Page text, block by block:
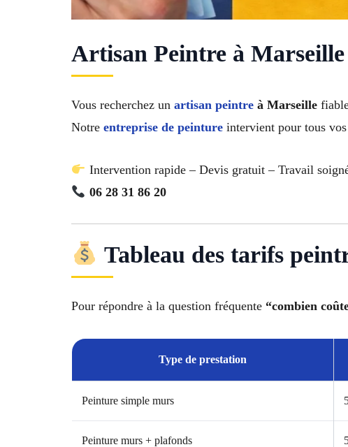
Artisan Peintre à
Vous recherchez un artisan peintre à Marseille
Notre entreprise de peinture intervient pour tous vos
Intervention rapide – Devis gratuit – Travail
06 28 31 86 20
Tableau des tarifs
Pour répondre à la question fréquente “combien
Type de prestation
Peinture simple murs
Peinture murs + plafonds